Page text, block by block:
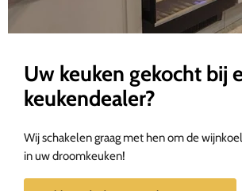
Uw keuken gekocht bij
keukendealer?
Wij schakelen graag met hen om de
in uw droomkeuken!